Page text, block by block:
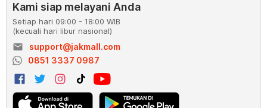
Kami siap melayani Anda
Setiap hari 09:00 - 18:00 WIB
(kecuali hari libur nasional)
email
support@jakmall.com
0851 3337 0987